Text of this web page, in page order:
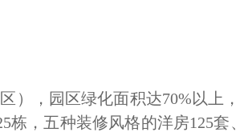
，园区绿化面积达70%以上
，五种装修风格的洋房125套